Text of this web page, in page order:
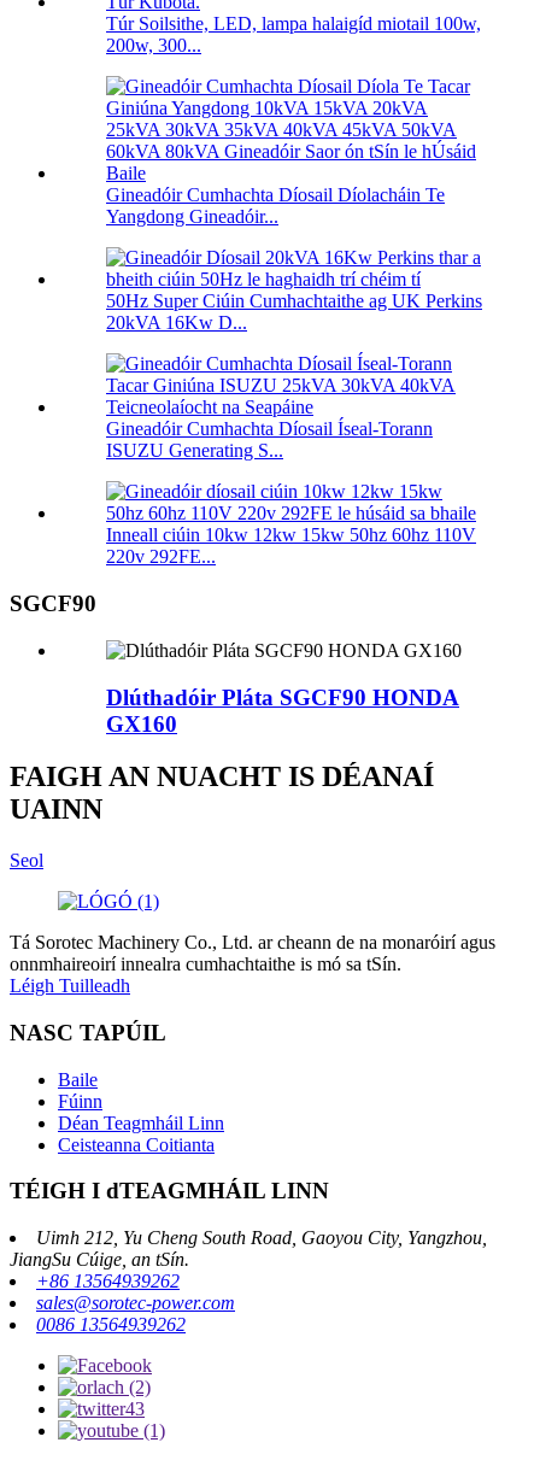
Túr Soilsithe, LED, lampa halaigíd miotail 100w,
200w, 300...
Gineadóir Cumhachta Díosail Díolacháin Te
Yangdong Gineadóir...
50Hz Super Ciúin Cumhachtaithe ag UK Perkins
20kVA 16Kw D...
Gineadóir Cumhachta Díosail Íseal-Torann
ISUZU Generating S...
Inneall ciúin 10kw 12kw 15kw 50hz 60hz 110V
220v 292FE...
SGCF90
Dlúthadóir Pláta SGCF90 HONDA
GX160
FAIGH AN NUACHT IS DÉANAÍ
UAINN
Seol
Tá Sorotec Machinery Co., Ltd. ar cheann de na monaróirí agus
onnmhaireoirí innealra cumhachtaithe is mó sa tSín.
Léigh Tuilleadh
NASC TAPÚIL
Baile
Fúinn
Déan Teagmháil Linn
Ceisteanna Coitianta
TÉIGH I dTEAGMHÁIL LINN
Uimh 212, Yu Cheng South Road, Gaoyou City, Yangzhou,
JiangSu Cúige, an tSín.
+86 13564939262
sales@sorotec-power.com
0086 13564939262